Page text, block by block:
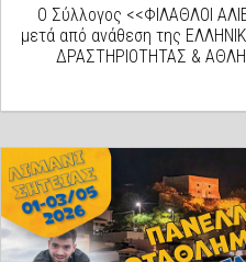
Ο Σύλλογος <<ΦΙΛΑΘΛΟΙ
μετά από ανάθεση της
ΔΡΑΣΤΗΡΙΟΤΗΤΑΣ &